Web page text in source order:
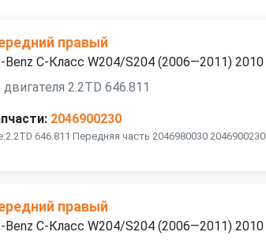
правый
Benz C-Класс W204/S204 (2006—2011) 2010
2.2TD 646.811
2046900230
646.811 Передняя часть 2046980030 2046900230
правый
Benz C-Класс W204/S204 (2006—2011) 2010